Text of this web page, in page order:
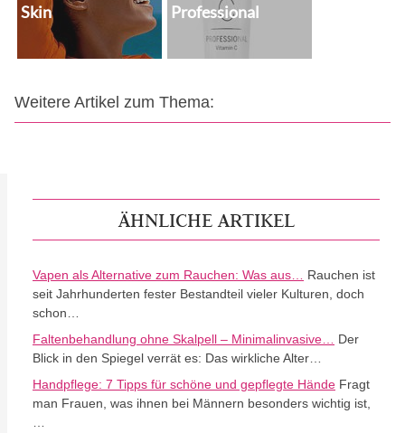
Skin
Professional
Weitere Artikel zum Thema:
ÄHNLICHE ARTIKEL
Vapen als Alternative zum Rauchen: Was aus…
Rauchen ist
seit Jahrhunderten fester Bestandteil vieler Kulturen, doch
schon…
Faltenbehandlung ohne Skalpell – Minimalinvasive…
Der
Blick in den Spiegel verrät es: Das wirkliche Alter…
Handpflege: 7 Tipps für schöne und gepflegte Hände Fragt
man Frauen, was ihnen bei Männern besonders wichtig ist,